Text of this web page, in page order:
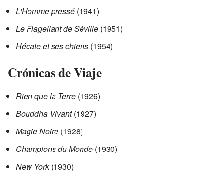
L'Homme pressé (1941)
Le Flagellant de Séville (1951)
Hécate et ses chiens (1954)
Crónicas de Viaje
Rien que la Terre (1926)
Bouddha Vivant(1927)
Magie Noire (1928)
Champions du Monde (1930)
New York(1930)